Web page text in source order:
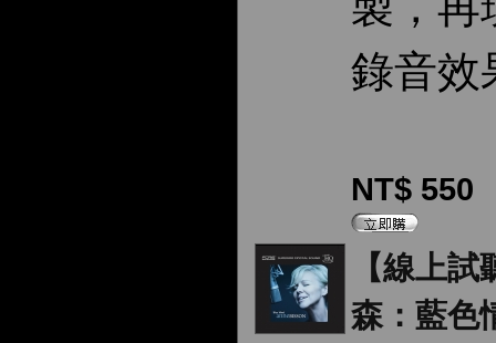
錄音效
NT$ 550
【線上
森：藍色